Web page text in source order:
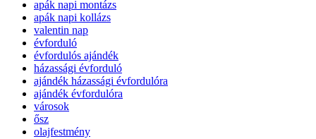
apák napi montázs
apák napi kollázs
valentin nap
évforduló
évfordulós ajándék
házassági évforduló
ajándék házassági évfordulóra
ajándék évfordulóra
városok
ősz
olajfestmény